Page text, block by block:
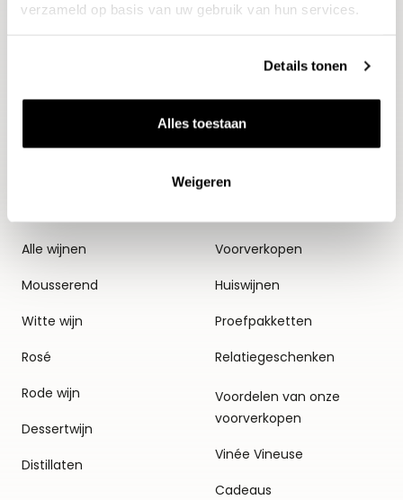
verzameld op basis van uw gebruik van hun services.
Details tonen
Alles toestaan
Weigeren
Alle wijnen
Mousserend
Witte wijn
Rosé
Rode wijn
Dessertwijn
Distillaten
Thema's
Voorverkopen
Huiswijnen
Proefpakketten
Relatiegeschenken
Voordelen van onze
voorverkopen
Vinée Vineuse
Cadeaus